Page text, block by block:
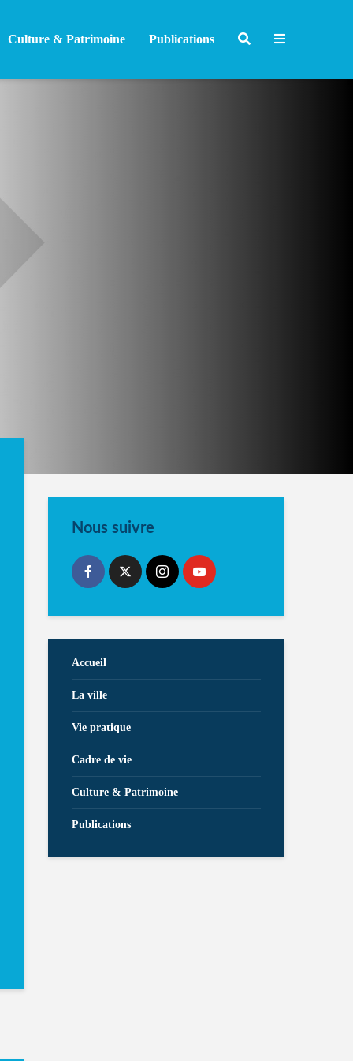
Culture & Patrimoine Publications
Nous suivre
Accueil
La ville
Vie pratique
Cadre de vie
Culture & Patrimoine
Publications